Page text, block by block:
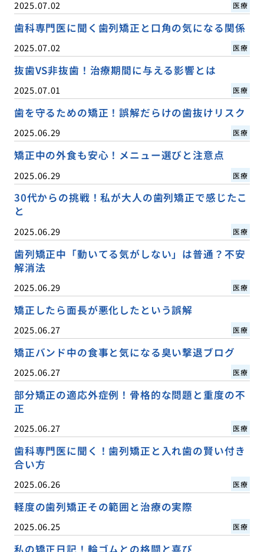
2025.07.02 医療
歯科専門医に聞く歯列矯正と口角の気になる関係
2025.07.02 医療
抜歯VS非抜歯！治療期間に与える影響とは
2025.07.01 医療
歯を守るための矯正！誤解だらけの歯抜けリスク
2025.06.29 医療
矯正中の外食も安心！メニュー選びと注意点
2025.06.29 医療
30代からの挑戦！私が大人の歯列矯正で感じたこ
と
2025.06.29 医療
歯列矯正中「動いてる気がしない」は普通？不安
解消法
2025.06.29 医療
矯正したら面長が悪化したという誤解
2025.06.27 医療
矯正バンド中の食事と気になる臭い撃退ブログ
2025.06.27 医療
部分矯正の適応外症例！骨格的な問題と重度の不
正
2025.06.27 医療
歯科専門医に聞く！歯列矯正と入れ歯の賢い付き
合い方
2025.06.26 医療
軽度の歯列矯正その範囲と治療の実際
2025.06.25 医療
私の矯正日記！輪ゴムとの格闘と喜び